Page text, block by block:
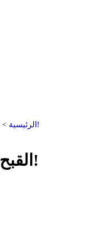
الرئيسية > القبح بوصفه قيمة إبداعية!
القبح بوصفه قيمة إبداعية!